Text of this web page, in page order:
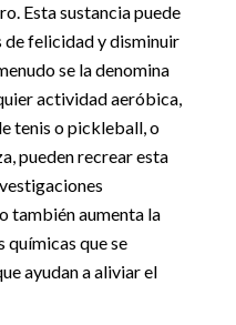
Esta sustancia puede
de felicidad y disminuir
se la denomina
actividad aeróbica,
tenis o pickleball, o
pueden recrear esta
también aumenta la
químicas que se
ayudan a aliviar el